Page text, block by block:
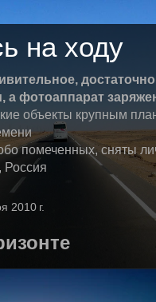
на ходу
а фотоаппарат
объекты крупным
помеченных, сняты
2010 г.